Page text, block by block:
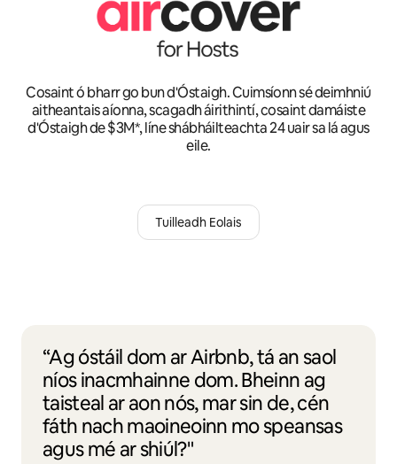
Cosaint ó bharr go bun d'Óstaigh. Cuimsíonn sé deimhniú
aitheantais aíonna, scagadh áirithintí, cosaint damáiste
d'Óstaigh de $3M*, líne shábháilteachta 24 uair sa lá agus
eile.
Tuilleadh Eolais
“Ag óstáil dom ar Airbnb, tá an saol
níos inacmhainne dom. Bheinn ag
taisteal ar aon nós, mar sin de, cén
fáth nach maoineoinn mo speansas
agus mé ar shiúl?"